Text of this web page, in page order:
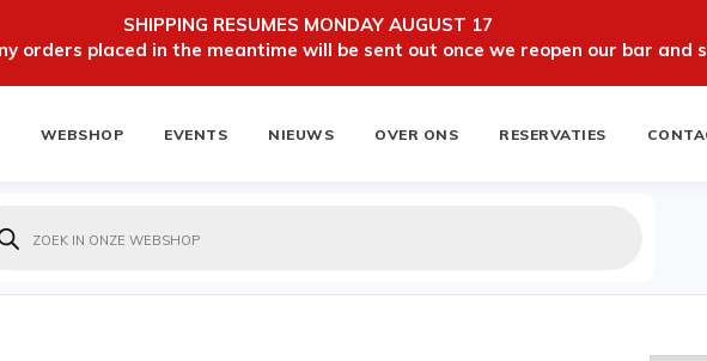
SHIPPING RESUMES MONDAY AUGUST 17
orders placed in the meantime will be sent out once we reopen our bar and
WEBSHOP EVENTS NIEUWS OVER ONS RESERVATIES